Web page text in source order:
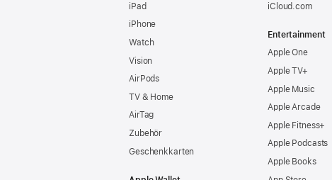
iPad
iPhone
Watch
Vision
AirPods
TV & Home
AirTag
Zubehör
Geschenkkarten
iCloud.com
Entertainment
Apple One
Apple TV+
Apple Music
Apple Arcade
Apple Fitness+
Apple Podcasts
Apple Books